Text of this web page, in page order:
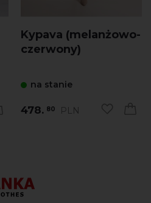
Kypava (melanżowo-
czerwony)
na stanie
478. 80 PLN